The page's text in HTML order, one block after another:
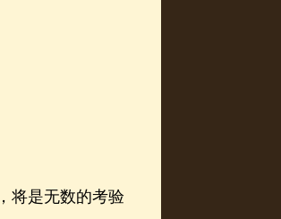
将是无数的考验